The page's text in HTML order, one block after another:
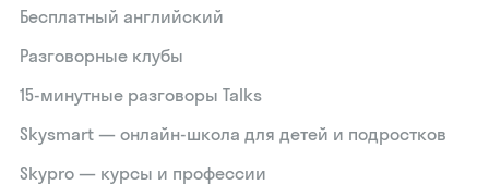
Бесплатный английский
Разговорные клубы
15‑минутные разговоры Talks
Skysmart — онлайн-школа для детей и подростков
Skypro — курсы и профессии